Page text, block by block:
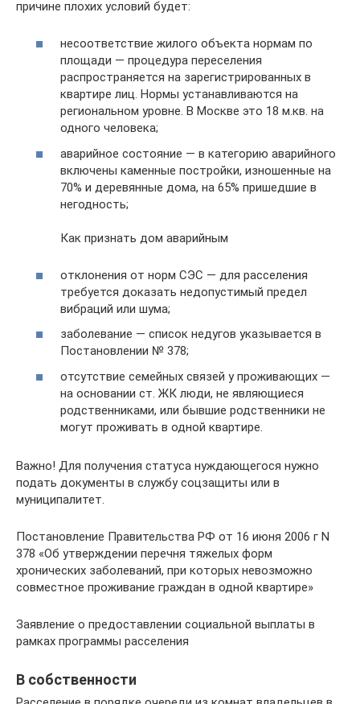
причине плохих условий будет:
несоответствие жилого объекта нормам по
площади — процедура переселения
распространяется на зарегистрированных в
квартире лиц. Нормы устанавливаются на
региональном уровне. В Москве это 18 м.кв. на
одного человека;
аварийное состояние — в категорию аварийного
включены каменные постройки, изношенные на
70% и деревянные дома, на 65% пришедшие в
негодность;
Как признать дом аварийным
отклонения от норм СЭС — для расселения
требуется доказать недопустимый предел
вибраций или шума;
заболевание — список недугов указывается в
Постановлении № 378;
отсутствие семейных связей у проживающих —
на основании ст. ЖК люди, не являющиеся
родственниками, или бывшие родственники не
могут проживать в одной квартире.
Важно! Для получения статуса нуждающегося нужно
подать документы в службу соцзащиты или в
муниципалитет.
Постановление Правительства РФ от 16 июня 2006 г N
378 «Об утверждении перечня тяжелых форм
хронических заболеваний, при которых невозможно
совместное проживание граждан в одной квартире»
Заявление о предоставлении социальной выплаты в
рамках программы расселения
В собственности